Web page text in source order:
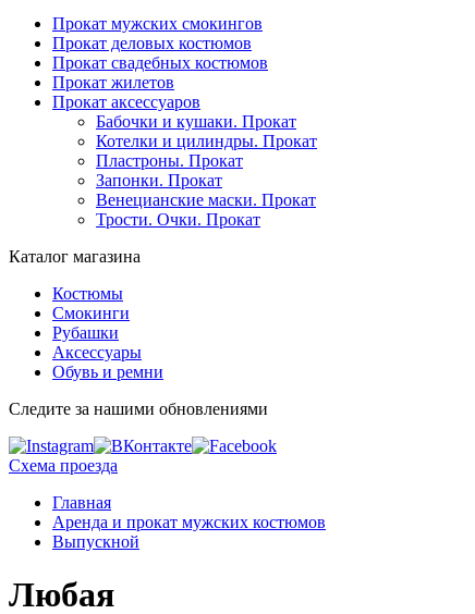
Прокат мужских смокингов
Прокат деловых костюмов
Прокат свадебных костюмов
Прокат жилетов
Прокат аксессуаров
Бабочки и кушаки. Прокат
Котелки и цилиндры. Прокат
Пластроны. Прокат
Запонки. Прокат
Венецианские маски. Прокат
Трости. Очки. Прокат
Каталог магазина
Костюмы
Смокинги
Рубашки
Аксессуары
Обувь и ремни
Следите за нашими обновлениями
Схема проезда
Главная
Аренда и прокат мужских костюмов
Выпускной
Любая